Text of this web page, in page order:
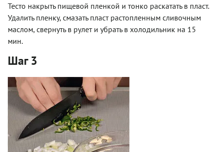
Тесто накрыть пищевой пленкой и тонко раскатать в пласт.
Удалить пленку, смазать пласт растопленным сливочным
маслом, свернуть в рулет и убрать в холодильник на 15
мин.
Шаг 3